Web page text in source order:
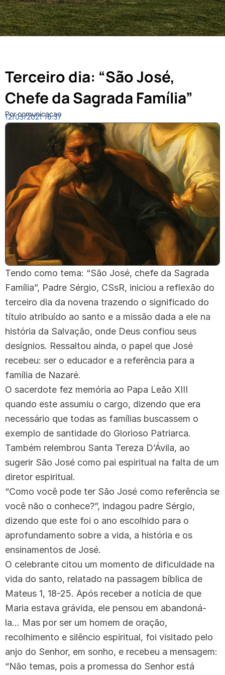
Terceiro dia: “São José,
Chefe da Sagrada Família”
Por comunicacao
12/03/2021 16:37
Tendo como tema: “São José, chefe da Sagrada
Família”, Padre Sérgio, CSsR, iniciou a reflexão do
terceiro dia da novena trazendo o significado do
título atribuído ao santo e a missão dada a ele na
história da Salvação, onde Deus confiou seus
desígnios. Ressaltou ainda, o papel que José
recebeu: ser o educador e a referência para a
família de Nazaré.
O sacerdote fez memória ao Papa Leão XIII
quando este assumiu o cargo, dizendo que era
necessário que todas as famílias buscassem o
exemplo de santidade do Glorioso Patriarca.
Também relembrou Santa Tereza D’Ávila, ao
sugerir São José como pai espiritual na falta de um
diretor espiritual.
“Como você pode ter São José como referência se
você não o conhece?”, indagou padre Sérgio,
dizendo que este foi o ano escolhido para o
aprofundamento sobre a vida, a história e os
ensinamentos de José.
O celebrante citou um momento de dificuldade na
vida do santo, relatado na passagem bíblica de
Mateus 1, 18-25. Após receber a notícia de que
Maria estava grávida, ele pensou em abandoná-
la… Mas por ser um homem de oração,
recolhimento e silêncio espiritual, foi visitado pelo
anjo do Senhor, em sonho, e recebeu a mensagem:
“Não temas, pois a promessa do Senhor está